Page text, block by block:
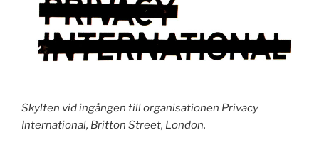
Skylten vid ingången till organisationen Privacy
International, Britton Street, London.